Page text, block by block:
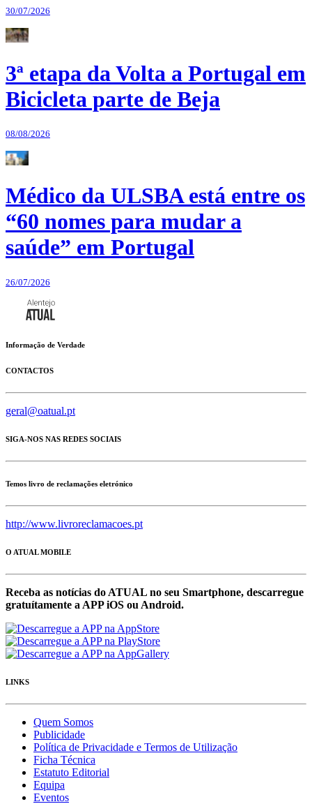
30/07/2026
3ª etapa da Volta a Portugal em
Bicicleta parte de Beja
08/08/2026
Médico da ULSBA está entre os
“60 nomes para mudar a
saúde” em Portugal
26/07/2026
Informação de Verdade
CONTACTOS
geral@oatual.pt
SIGA-NOS NAS REDES SOCIAIS
Temos livro de reclamações eletrónico
http://www.livroreclamacoes.pt
O ATUAL MOBILE
Receba as notícias do ATUAL no seu Smartphone, descarregue
gratuítamente a APP iOS ou Android.
LINKS
Quem Somos
Publicidade
Política de Privacidade e Termos de Utilização
Ficha Técnica
Estatuto Editorial
Equipa
Eventos